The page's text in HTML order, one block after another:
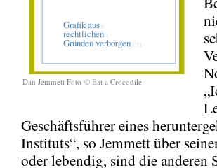
Dan Jemmett Foto © Eat a Crocodile
Geschäftsführer eines
Instituts“, so Jemmett über
oder lebendig, sind die anderen